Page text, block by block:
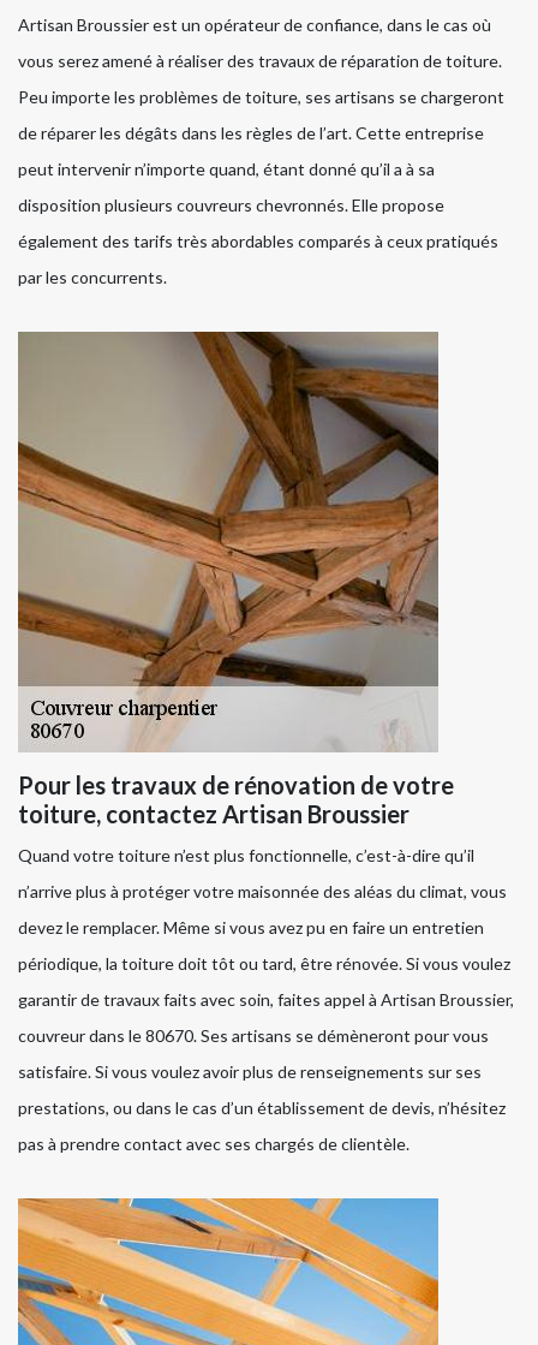
Artisan Broussier est un opérateur de confiance, dans le cas où
vous serez amené à réaliser des travaux de réparation de toiture.
Peu importe les problèmes de toiture, ses artisans se chargeront
de réparer les dégâts dans les règles de l’art. Cette entreprise
peut intervenir n’importe quand, étant donné qu’il a à sa
disposition plusieurs couvreurs chevronnés. Elle propose
également des tarifs très abordables comparés à ceux pratiqués
par les concurrents.
Pour les travaux de rénovation de votre
toiture, contactez Artisan Broussier
Quand votre toiture n’est plus fonctionnelle, c’est-à-dire qu’il
n’arrive plus à protéger votre maisonnée des aléas du climat, vous
devez le remplacer. Même si vous avez pu en faire un entretien
périodique, la toiture doit tôt ou tard, être rénovée. Si vous voulez
garantir de travaux faits avec soin, faites appel à Artisan Broussier,
couvreur dans le 80670. Ses artisans se démèneront pour vous
satisfaire. Si vous voulez avoir plus de renseignements sur ses
prestations, ou dans le cas d’un établissement de devis, n’hésitez
pas à prendre contact avec ses chargés de clientèle.